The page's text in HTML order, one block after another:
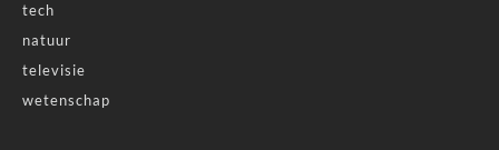
tech
natuur
televisie
wetenschap